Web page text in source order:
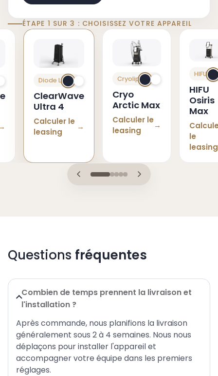
ÉTAPE 1 SUR 3 : CHOISISSEZ VOTRE APPAREIL
Diode Laser
ClearWave
Ultra 4
Calculer le
leasing
Cryolipolyse
Cryo
Arctic Max
Calculer le
leasing
HIFU
HIFU
Osiris
Max
le
leasing
Questions fréquentes
Combien de temps prennent la livraison et
l'installation ?
Après commande, nous planifions la livraison
généralement sous 2 à 4 semaines. Nous nous
déplaçons pour installer l'appareil et
accompagner votre équipe dans les premiers
réglages.